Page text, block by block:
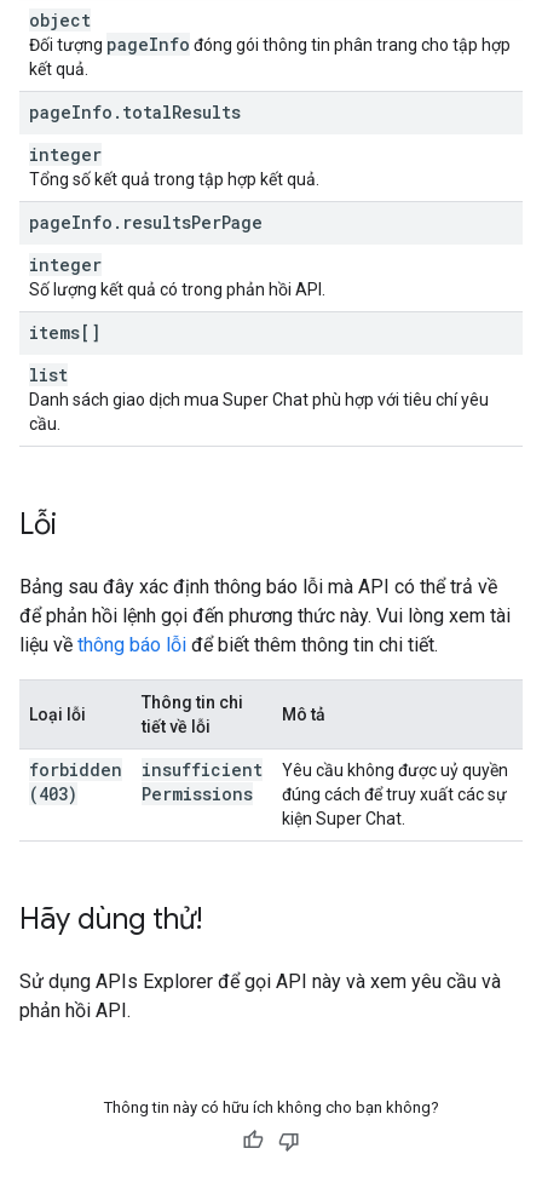
object
Đối tượng pageInfo đóng gói thông tin phân trang cho tập hợp
kết quả.
pageInfo . totalResults
integer
Tổng số kết quả trong tập hợp kết quả.
pageInfo . resultsPerPage
integer
Số lượng kết quả có trong phản hồi API.
items[]
list
Danh sách giao dịch mua Super Chat phù hợp với tiêu chí yêu
cầu.
Lỗi
Bảng sau đây xác định thông báo lỗi mà API có thể trả về
để phản hồi lệnh gọi đến phương thức này. Vui lòng xem tài
liệu về thông báo lỗi để biết thêm thông tin chi tiết.
Loại lỗi
Thông tin chi
tiết về lỗi
Mô tả
forbidden
(403)
insufficient
Permissions
Yêu cầu không được uỷ quyền
đúng cách để truy xuất các sự
kiện Super Chat.
Hãy dùng thử!
Sử dụng APIs Explorer để gọi API này và xem yêu cầu và
phản hồi API.
Thông tin này có hữu ích không cho bạn không?